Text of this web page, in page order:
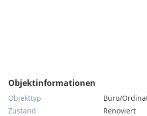
Objektinformationen
Objekttyp
Büro/
Zustand
Renoviert